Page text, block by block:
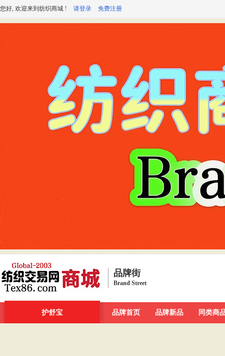
您好, 欢迎来到纺织商城 ! 请登录 免费注册
品牌街
Brand Street
一周新发现 今日最大牌 新品发布汇 品牌库
护舒宝 品牌首页 品牌新品 同类商